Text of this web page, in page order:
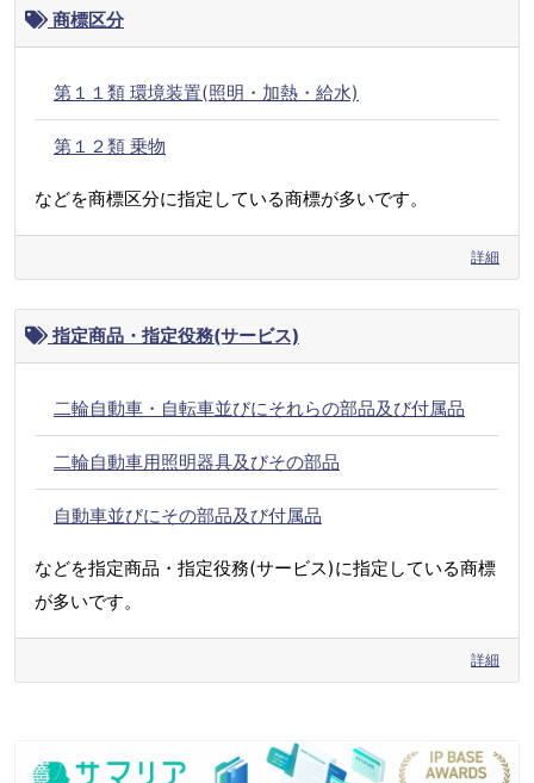
商標区分
第１１類 環境装置(照明・加熱・給水)
第１２類 乗物
などを商標区分に指定している商標が多いです。
詳細
指定商品・指定役務(サービス)
二輪自動車・自転車並びにそれらの部品及び付属品
二輪自動車用照明器具及びその部品
自動車並びにその部品及び付属品
などを指定商品・指定役務(サービス)に指定している商標
が多いです。
詳細